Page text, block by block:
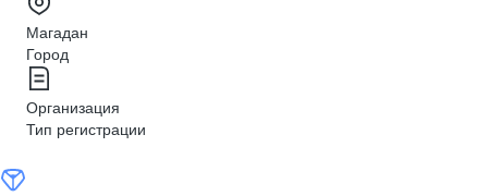
Магадан
Город
Организация
Тип регистрации